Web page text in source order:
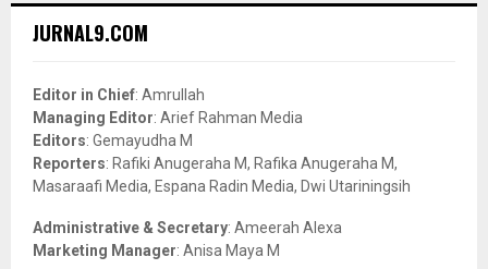
h
o
r
:
JURNAL9.COM
Editor in Chief: Amrullah
Managing Editor: Arief Rahman Media
Editors: Gemayudha M
Reporters: Rafiki Anugeraha M, Rafika Anugeraha M,
Masaraafi Media, Espana Radin Media, Dwi Utariningsih
Administrative & Secretary: Ameerah Alexa
Marketing Manager: Anisa Maya M